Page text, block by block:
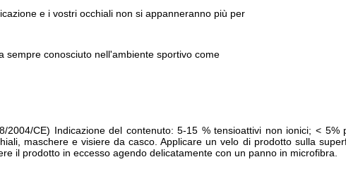
e i vostri occhiali non si appanneranno più per
sempre conosciuto nell'ambiente sportivo come
2004/CE) Indicazione del contenuto: 5-15 % tensioattivi non ionici; <
maschere e visiere da casco. Applicare un velo di prodotto sulla
il prodotto in eccesso agendo delicatamente con un panno in microfibra.